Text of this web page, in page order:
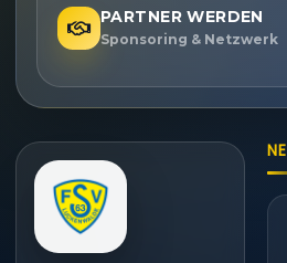
PARTNER WERDEN
Sponsoring & Netzwerk